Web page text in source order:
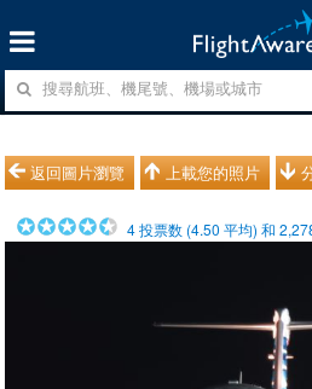
返回圖片瀏覽 上載您的照片
4投票数 (4.50 平均) 和